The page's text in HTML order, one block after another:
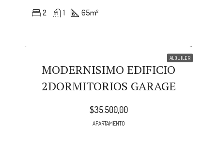
2 1 65m²
ALQUILER
MODERNISIMO EDIFICIO
2DORMITORIOS GARAGE
$35.500,00
APARTAMENTO